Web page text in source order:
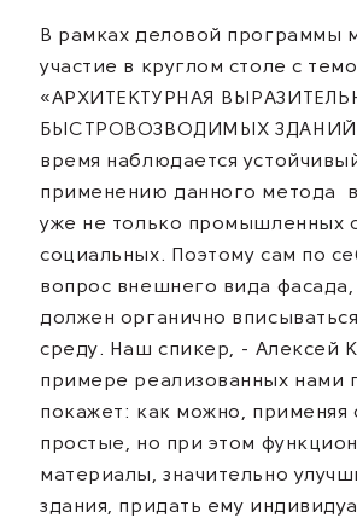
В рамках деловой программы
участие в круглом столе с
«АРХИТЕКТУРНАЯ
БЫСТРОВОЗВОДИМЫХ
время наблюдается
применению данного метода в
уже не только промышленных
социальных. Поэтому сам по
вопрос внешнего вида
должен органично
среду. Наш спикер, - Алексей
примере реализованных нами
покажет: как можно, применяя
простые, но при этом
материалы, значительно
здания, придать ему